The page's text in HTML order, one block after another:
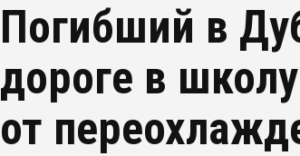
Погибший в
дороге в
от